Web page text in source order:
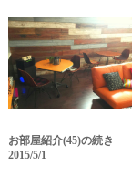
お部屋紹介(45)の続き
2015/5/1